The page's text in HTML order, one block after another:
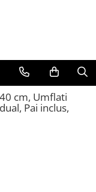
cm, Umflati
Pai inclus,